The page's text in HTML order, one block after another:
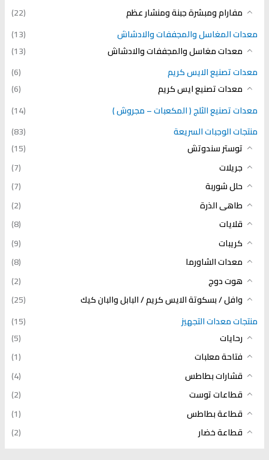
مفارام ومبشرة جبنة ومنشار عظم
(22)
معدات المغاسل والمجففات والادشاش
(13)
معدات مغاسل والمجففات والادشاش
(13)
معدات تصنيع الايس كريم
(6)
معدات تصنيع ايس كريم
(6)
معدات تصنيع الثلج ( المكعبات – مجروش )
(14)
منتجات الوجبات السريعة
(83)
توستر سندوتش
(15)
جريلات
(7)
حلل شوربة
(7)
طاهى الذرة
(2)
قلايات
(8)
كريبات
(9)
معدات الشاورما
(8)
هوت دوج
(2)
وافل / بسكوتة الايس كريم / البابل والبان كيك
(25)
منتجات معدات التجهيز
(15)
رحايات
(5)
فتاحة معلبات
(1)
قشارات بطاطس
(4)
قطاعات توست
(2)
قطاعة بطاطس
(1)
قطاعة خضار
(2)